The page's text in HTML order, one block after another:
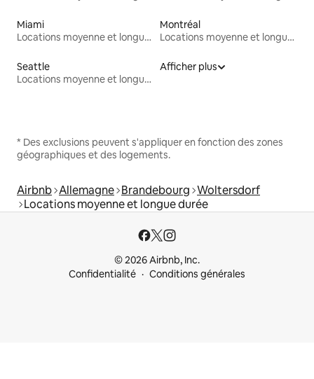
Miami
Locations moyenne et longue durée
Montréal
Locations moyenne et longue durée
Seattle
Locations moyenne et longue durée
Afficher plus
* Des exclusions peuvent s'appliquer en fonction des zones
géographiques et des logements.
Airbnb Allemagne Brandebourg Woltersdorf
Locations moyenne et longue durée
© 2026 Airbnb, Inc.
Confidentialité
Conditions générales